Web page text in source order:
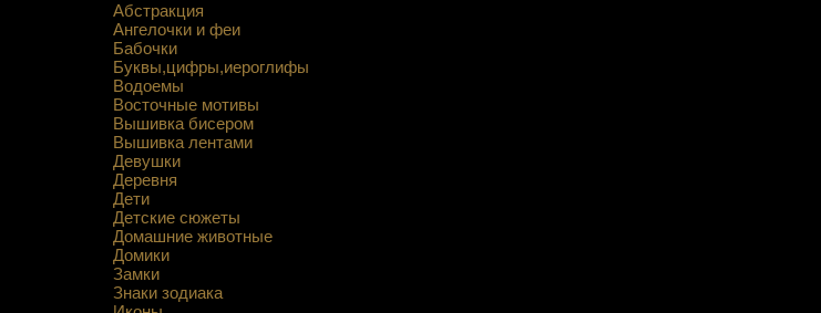
Абстракция
Ангелочки и феи
Бабочки
Буквы,цифры,иероглифы
Водоемы
Восточные мотивы
Вышивка бисером
Вышивка лентами
Девушки
Деревня
Дети
Детские сюжеты
Домашние животные
Домики
Замки
Знаки зодиака